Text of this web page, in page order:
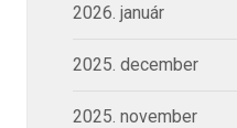
2026. január
2025. december
2025. november